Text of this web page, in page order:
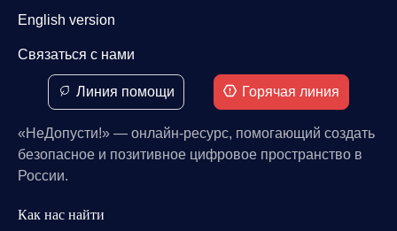
English version
Связаться с нами
Линия помощи Горячая линия
«НеДопусти!» — онлайн-ресурс, помогающий создать
безопасное и позитивное цифровое пространство в
России.
Как нас найти